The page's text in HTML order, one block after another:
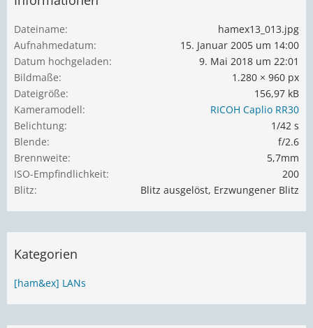
Dateiname
hamex13_013.jpg
Aufnahmedatum
15. Januar 2005 um 14:00
Datum hochgeladen
9. Mai 2018 um 22:01
Bildmaße
1.280 × 960 px
Dateigröße
156,97 kB
Kameramodell
RICOH Caplio RR30
Belichtung
1/42 s
Blende
f/2.6
Brennweite
5,7mm
ISO-Empfindlichkeit
200
Blitz
Blitz ausgelöst, Erzwungener Blitz
Kategorien
[ham&ex] LANs